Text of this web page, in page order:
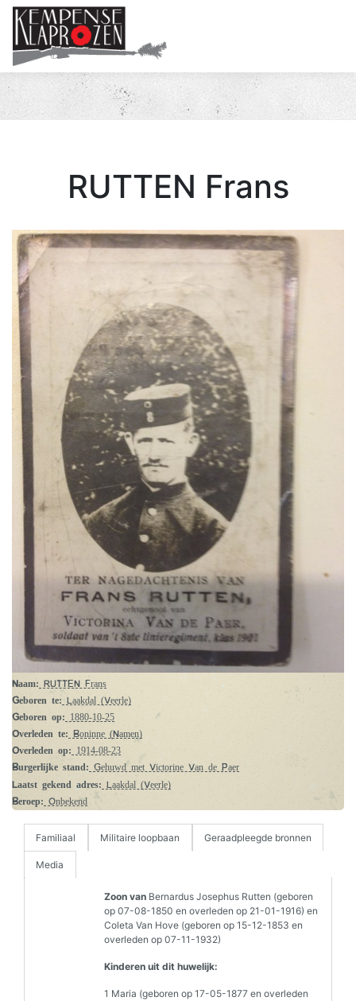
RUTTEN Frans
Naam: RUTTEN Frans
Geboren te: Laakdal (Veerle)
Geboren op: 1880-10-25
Overleden te: Boninne (Namen)
Overleden op: 1914-08-23
Burgerlijke stand: Gehuwd met Victorine Van de Paer
Laatst gekend adres: Laakdal (Veerle)
Beroep: Onbekend
Familiaal Militaire loopbaan Geraadpleegde bronnen
Media
Zoon van Bernardus Josephus Rutten (geboren
op 07-08-1850 en overleden op 21-01-1916) en
Coleta Van Hove (geboren op 15-12-1853 en
overleden op 07-11-1932)
Kinderen uit dit huwelijk:
1 Maria (geboren op 17-05-1877 en overleden